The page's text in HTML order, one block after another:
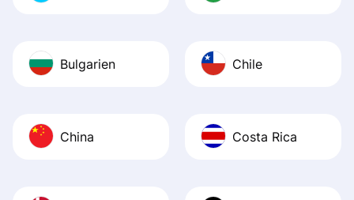
Bulgarien Chile
China Costa Rica